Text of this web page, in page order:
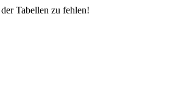
Tabellen zu fehlen!